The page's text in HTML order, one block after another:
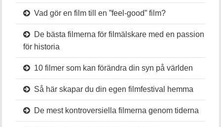
Vad gör en film till en ”feel-good” film?
De bästa filmerna för filmälskare med en passion
för historia
10 filmer som kan förändra din syn på världen
Så här skapar du din egen filmfestival hemma
De mest kontroversiella filmerna genom tiderna